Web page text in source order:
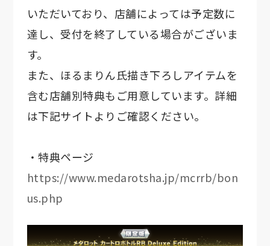
いただいており、店舗によっては予定数に
達し、受付を終了している場合がございま
す。
また、ほるまりん氏描き下ろしアイテムを
含む店舗別特典もご用意しています。詳細
は下記サイトよりご確認ください。
・特典ページ
https://www.medarotsha.jp/mcrrb/bon
us.php